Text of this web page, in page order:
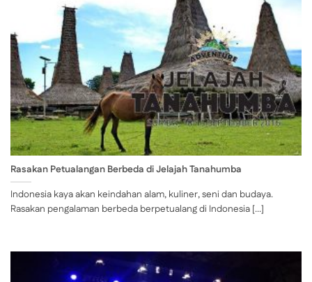
Rasakan Petualangan Berbeda di Jelajah Tanahumba
Indonesia kaya akan keindahan alam, kuliner, seni dan budaya.
Rasakan pengalaman berbeda berpetualang di Indonesia [...]